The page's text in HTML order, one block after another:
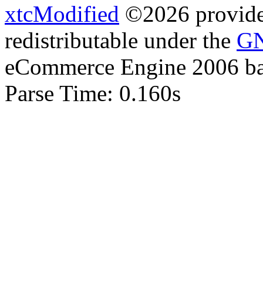
xtcModified ©2026
redistributable under the
eCommerce Engine 2006
Parse Time: 0.160s